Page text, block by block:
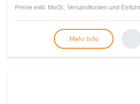
Preise exkl. MwSt., Versandkosten und
Mehr Info